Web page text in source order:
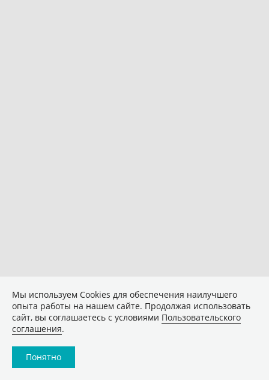
Мы используем Сookies для обеспечения наилучшего
опыта работы на нашем сайте. Продолжая использовать
сайт, вы соглашаетесь с условиями Пользовательского
соглашения.
Понятно